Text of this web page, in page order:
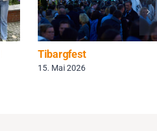
Tibargfest
15. Mai 2026